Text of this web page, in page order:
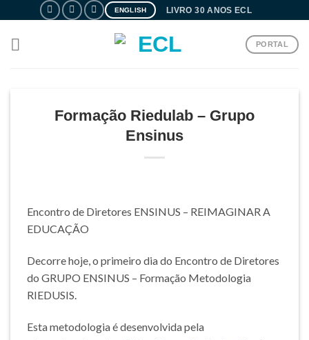
content
ENGLISH LIVRO 30 ANOS ECL
PORTAL
Formação Riedulab – Grupo
Ensinus
Encontro de Diretores ENSINUS – REIMAGINAR A
EDUCAÇÃO
Decorre hoje, o primeiro dia do Encontro de Diretores
do GRUPO ENSINUS – Formação Metodologia
RIEDUSIS.
Esta metodologia é desenvolvida pela